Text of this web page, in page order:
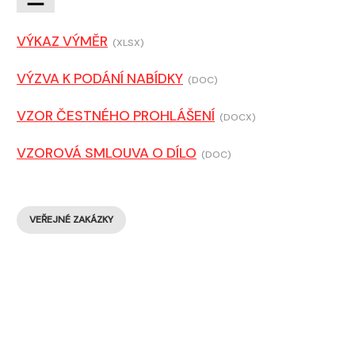
VÝKAZ VÝMĚR (XLSX)
VÝZVA K PODÁNÍ NABÍDKY (DOC)
VZOR ČESTNÉHO PROHLÁŠENÍ (DOCX)
VZOROVÁ SMLOUVA O DÍLO (DOC)
VEŘEJNÉ ZAKÁZKY